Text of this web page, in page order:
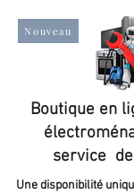
Nouveau
Boutique en
service
Une disponibilité